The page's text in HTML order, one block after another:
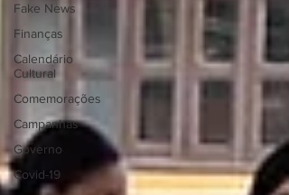
Fake News
Finanças
Calendário
Cultural
Comemorações
Campanhas
Governo
Covid-19